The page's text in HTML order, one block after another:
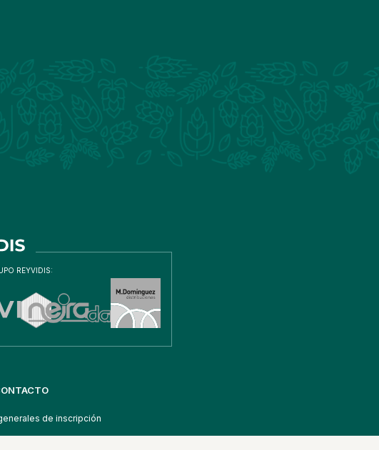
REYVIDIS:
de inscripción